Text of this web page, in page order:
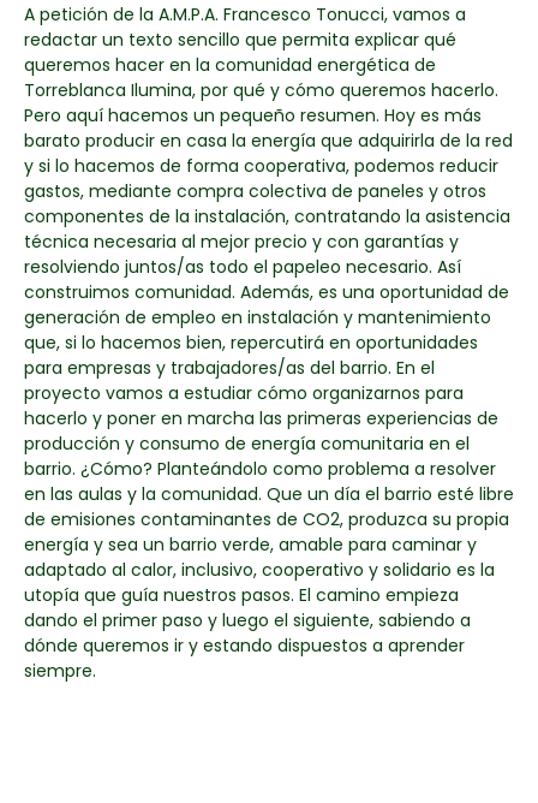
A petición de la A.M.P.A. Francesco Tonucci, vamos a
redactar un texto sencillo que permita explicar qué
queremos hacer en la comunidad energética de
Torreblanca Ilumina, por qué y cómo queremos hacerlo.
Pero aquí hacemos un pequeño resumen. Hoy es más
barato producir en casa la energía que adquirirla de la red
y si lo hacemos de forma cooperativa, podemos reducir
gastos, mediante compra colectiva de paneles y otros
componentes de la instalación, contratando la asistencia
técnica necesaria al mejor precio y con garantías y
resolviendo juntos/as todo el papeleo necesario. Así
construimos comunidad. Además, es una oportunidad de
generación de empleo en instalación y mantenimiento
que, si lo hacemos bien, repercutirá en oportunidades
para empresas y trabajadores/as del barrio. En el
proyecto vamos a estudiar cómo organizarnos para
hacerlo y poner en marcha las primeras experiencias de
producción y consumo de energía comunitaria en el
barrio. ¿Cómo? Planteándolo como problema a resolver
en las aulas y la comunidad. Que un día el barrio esté libre
de emisiones contaminantes de CO2, produzca su propia
energía y sea un barrio verde, amable para caminar y
adaptado al calor, inclusivo, cooperativo y solidario es la
utopía que guía nuestros pasos. El camino empieza
dando el primer paso y luego el siguiente, sabiendo a
dónde queremos ir y estando dispuestos a aprender
siempre.